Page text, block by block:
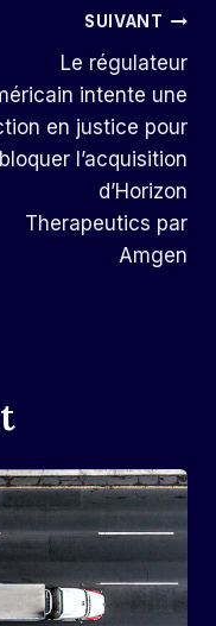
SUIVANT
Le régulateur
intente une
en justice pour
bloquer l’acquisition
d’Horizon
Therapeutics par
Amgen